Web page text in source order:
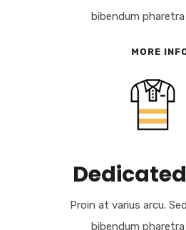
bibendum pharetra
MORE
Proin at varius arcu.
bibendum pharetra